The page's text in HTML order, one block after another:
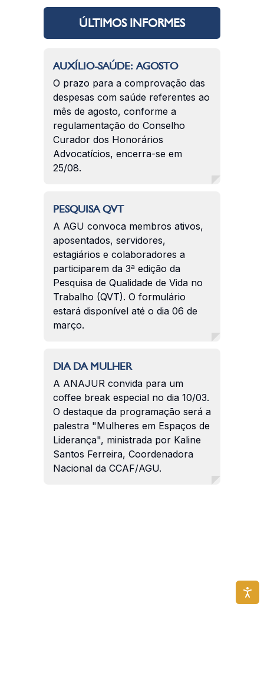
ÚLTIMOS INFORMES
AUXÍLIO-SAÚDE: AGOSTO
O prazo para a comprovação das
despesas com saúde referentes ao
mês de agosto, conforme a
regulamentação do Conselho
Curador dos Honorários
Advocatícios, encerra-se em
25/08.
PESQUISA QVT
A AGU convoca membros ativos,
aposentados, servidores,
estagiários e colaboradores a
participarem da 3ª edição da
Pesquisa de Qualidade de Vida no
Trabalho (QVT). O formulário
estará disponível até o dia 06 de
março.
DIA DA MULHER
A ANAJUR convida para um
coffee break especial no dia 10/03.
O destaque da programação será a
palestra "Mulheres em Espaços de
Liderança", ministrada por Kaline
Santos Ferreira, Coordenadora
Nacional da CCAF/AGU.